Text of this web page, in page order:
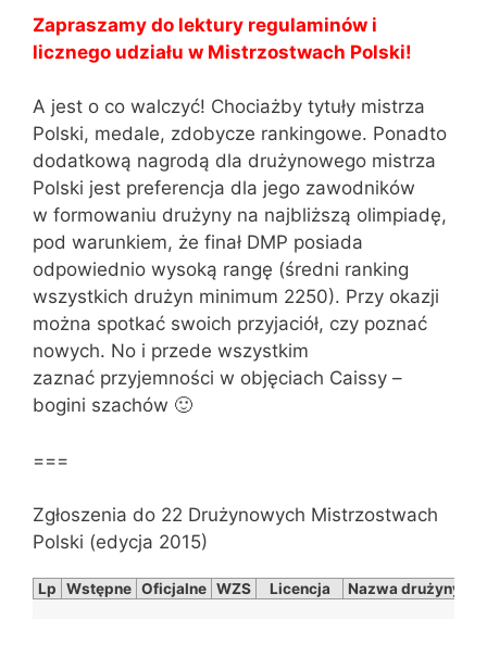
Zapraszamy do lektury regulaminów i
licznego udziału w Mistrzostwach Polski!
A jest o co walczyć! Chociażby tytuły mistrza
Polski, medale, zdobycze rankingowe. Ponadto
dodatkową nagrodą dla drużynowego mistrza
Polski jest preferencja dla jego zawodników
w formowaniu drużyny na najbliższą olimpiadę,
pod warunkiem, że finał DMP posiada
odpowiednio wysoką rangę (średni ranking
wszystkich drużyn minimum 2250). Przy okazji
można spotkać swoich przyjaciół, czy poznać
nowych. No i przede wszystkim
zaznać przyjemności w objęciach Caissy –
bogini szachów 🙂
===
Zgłoszenia do 22 Drużynowych Mistrzostwach
Polski (edycja 2015)
Lp Wstępne Oficjalne WZS Licencja Nazwa drużyny